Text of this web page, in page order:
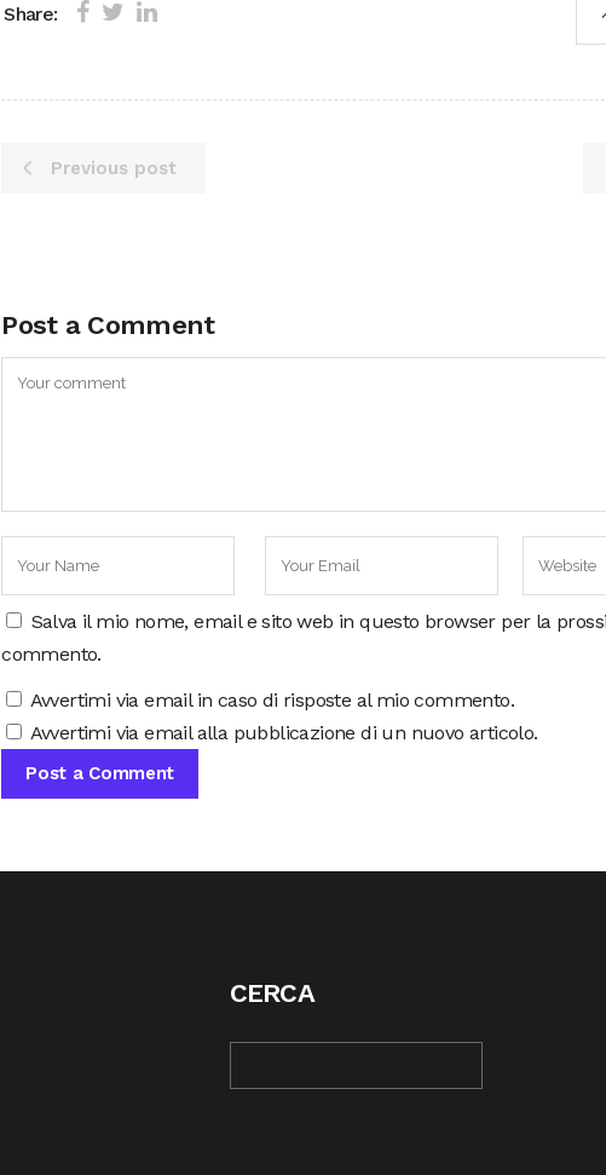
Share:
Previous post
Post a Comment
Salva il mio nome, email e sito web in questo browser per la
commento.
Avvertimi via email in caso di risposte al mio commento.
Avvertimi via email alla pubblicazione di un nuovo articolo.
CERCA